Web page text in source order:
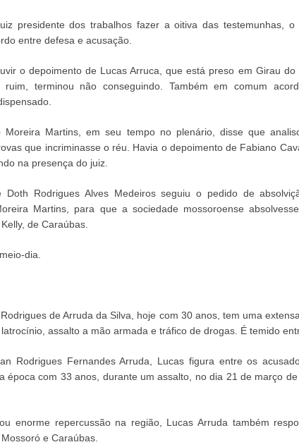
presidente dos trabalhos fazer a oitiva das testemunhas, o
entre defesa e acusação.
o depoimento de Lucas Arruca, que está preso em Girau do
terminou não conseguindo. Também em comum
Martins, em seu tempo no plenário, disse que
que incriminasse o réu. Havia o depoimento de Fabiano
na presença do juiz.
Doth Rodrigues Alves Medeiros seguiu o pedido de
Martins, para que a sociedade mossoroense
de Caraúbas.
dia.
de Arruda da Silva, hoje com 30 anos, tem uma
assalto a mão armada e tráfico de drogas. É temido
Rodrigues Fernandes Arruda, Lucas figura entre os
época com 33 anos, durante um assalto, no dia 21 de março
enorme repercussão na região, Lucas Arruda também
e Caraúbas.